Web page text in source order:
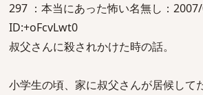
297 ：本当にあった怖い名無し：
ID:+oFcvLwt0
叔父さんに殺されかけた時の話。
小学生の頃、家に叔父さんが居候してた